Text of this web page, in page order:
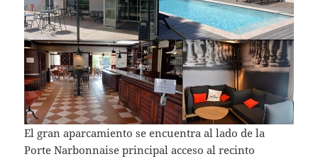
El gran aparcamiento se encuentra al lado de la
Porte Narbonnaise principal acceso al recinto